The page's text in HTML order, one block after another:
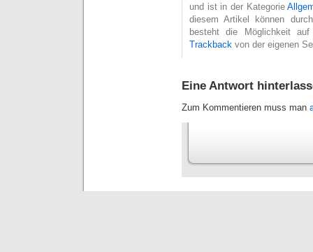
und ist in der Kategorie
diesem Artikel können
besteht die Möglichkeit
Trackback von der eigenen
Eine Antwort
Zum Kommentieren muss man